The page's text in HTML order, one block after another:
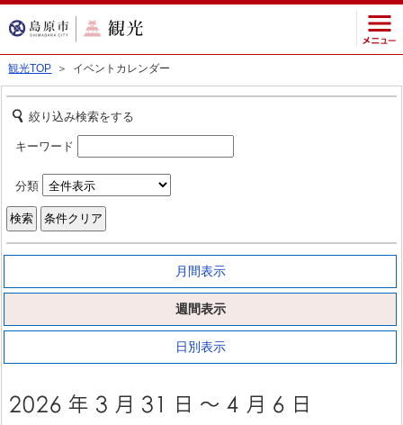
観光TOP ＞ イベントカレンダー
絞り込み検索をする
キーワード
分類
月間表示
週間表示
日別表示